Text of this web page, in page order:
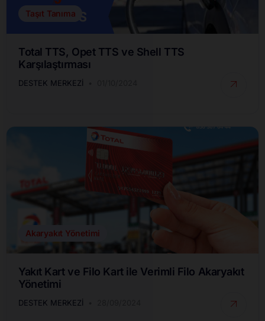
Taşıt Tanıma
Total TTS, Opet TTS ve Shell TTS
Karşılaştırması
DESTEK MERKEZI
Akaryakıt Yönetimi
Yakıt Kart ve Filo Kart ile Verimli Filo Akaryakıt
Yönetimi
DESTEK MERKEZI